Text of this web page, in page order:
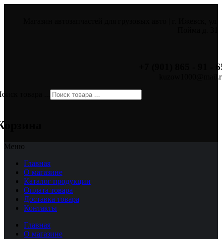
+7 (901) 865 - 91 -
товара ...
Меню
Главная
О магазине
Каталог продукции
Оплата товара
Доставка товара
Контакты
Главная
О магазине